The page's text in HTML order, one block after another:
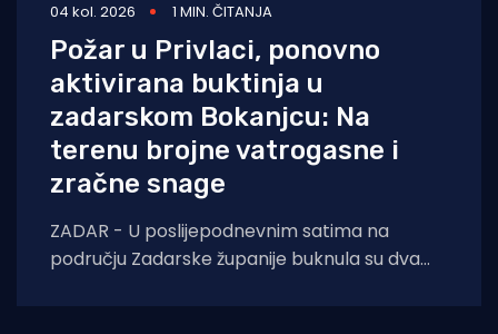
04 kol. 2026 1 MIN. ČITANJA
Požar u Privlaci, ponovno
aktivirana buktinja u
zadarskom Bokanjcu: Na
terenu brojne vatrogasne i
zračne snage
ZADAR - U poslijepodnevnim satima na
području Zadarske županije buknula su dva